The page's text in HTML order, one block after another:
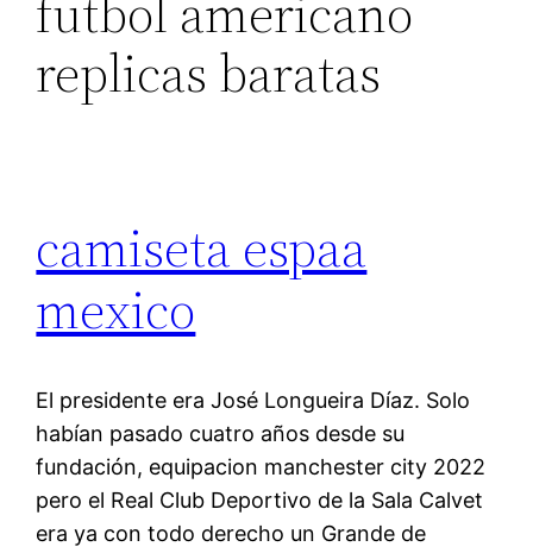
replicas baratas
camiseta espaa
mexico
El presidente era José Longueira Díaz. Solo
habían pasado cuatro años desde su
fundación, equipacion manchester city 2022
pero el Real Club Deportivo de la Sala Calvet
era ya con todo derecho un Grande de